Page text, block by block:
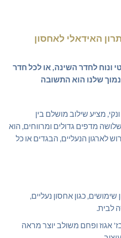
האידאלי לאחסון
ונוח לחדר השינה, או לכל חדר
שלנו הוא התשובה
מציע שילוב מושלם בין
מדפים גדולים ומרווחים, הוא
לארגון הנעליים, הבגדים או כל
שימושים, כגון אחסון נעליים,
לבית.
אגוז ופחם משולב יוצר מראה